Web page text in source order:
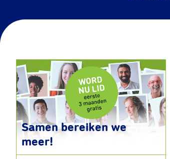
Samen bereiken we
meer!